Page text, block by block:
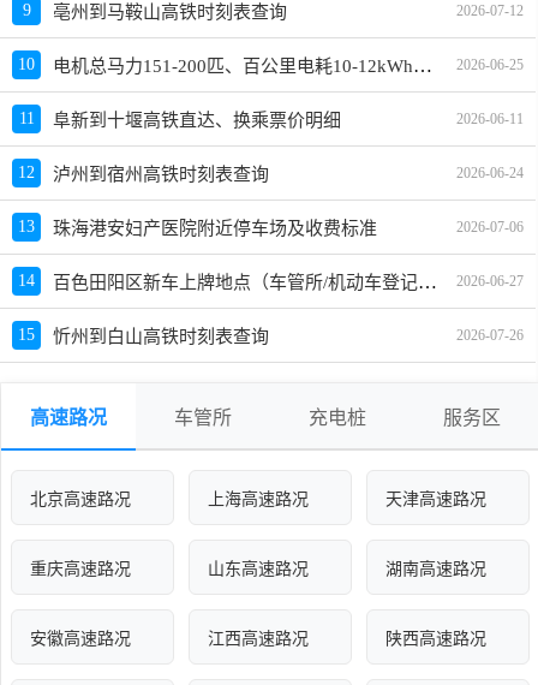
9 亳州到马鞍山高铁时刻表查询 2026-07-12
10 电机总马力151-200匹、百公里电耗10-12kWh，有哪些车推荐？哪款好？价格多少？ 2026-06-25
11 阜新到十堰高铁直达、换乘票价明细 2026-06-11
12 泸州到宿州高铁时刻表查询 2026-06-24
13 珠海港安妇产医院附近停车场及收费标准 2026-07-06
14 百色田阳区新车上牌地点（车管所/机动车登记服务站）、上班时间、电话 2026-06-27
15 忻州到白山高铁时刻表查询 2026-07-26
高速路况 车管所 充电桩 服务区
北京高速路况 上海高速路况 天津高速路况
重庆高速路况 山东高速路况 湖南高速路况
安徽高速路况 江西高速路况 陕西高速路况